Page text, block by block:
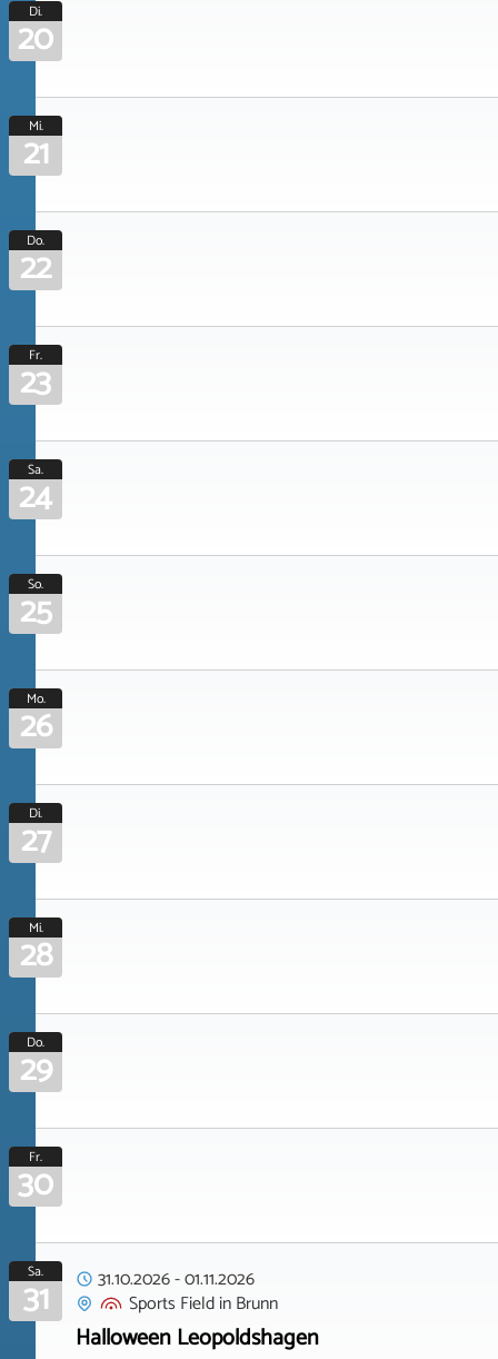
Di.
20
Mi.
21
Do.
22
Fr.
23
Sa.
24
So.
25
Mo.
26
Di.
27
Mi.
28
Do.
29
Fr.
30
Sa.
31 31.10.2026-01.11.2026
Sports FieldinBrunn
Halloween Leopoldshagen